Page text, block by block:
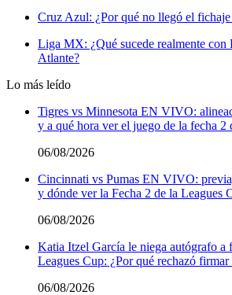
Cruz Azul: ¿Por qué no llegó el fichaje
Liga MX: ¿Qué sucede realmente
Atlante?
Lo más leído
Tigres vs Minnesota EN VIVO:
y a qué hora ver el juego de la fecha 2
06/08/2026
Cincinnati vs Pumas EN VIVO:
y dónde ver la Fecha 2 de la Leagues
06/08/2026
Katia Itzel García le niega autógrafo a
Leagues Cup: ¿Por qué rechazó firmar
06/08/2026